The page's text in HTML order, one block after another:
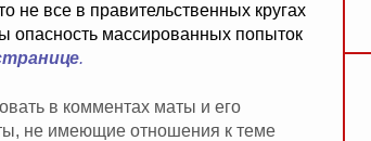
не все в правительственных кругах
опасность массированных попыток
.
в комментах маты и его
не имеющие отношения к теме